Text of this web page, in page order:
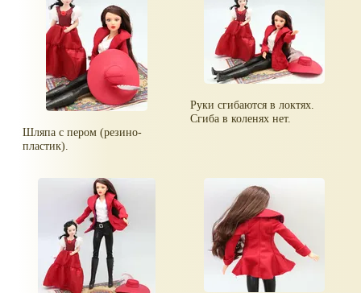
Шляпа с пером (резино-
пластик).
Руки сгибаются в локтях.
Сгиба в коленях нет.